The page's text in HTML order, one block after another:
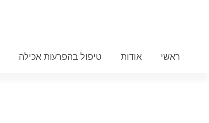
ראשי אודות טיפול בהפרעות אכילה